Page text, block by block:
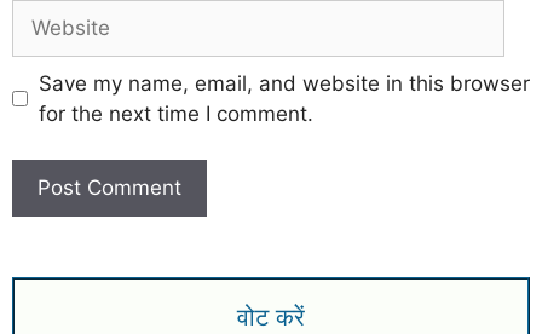
Save my name, email, and website in this browser
for the next time I comment.
वोट करें